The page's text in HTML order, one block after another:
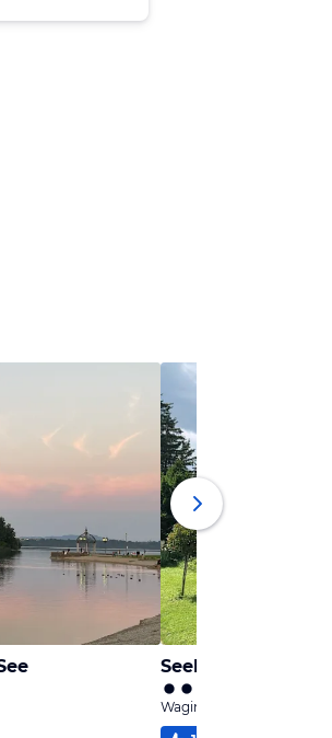
Seehäuschen
Waging am See, Bayern